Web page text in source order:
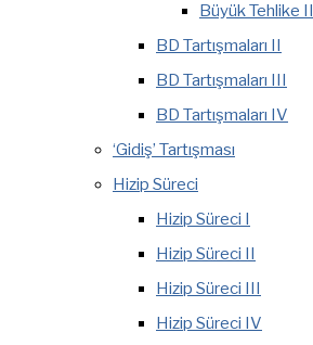
Büyük Tehlike II
BD Tartışmaları II
BD Tartışmaları III
BD Tartışmaları IV
‘Gidiş’ Tartışması
Hizip Süreci
Hizip Süreci I
Hizip Süreci II
Hizip Süreci III
Hizip Süreci IV